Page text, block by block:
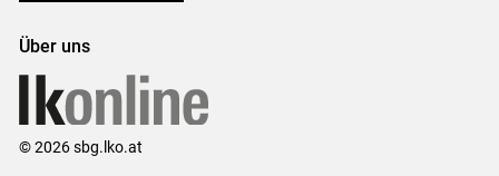
Über uns
© 2026 sbg.lko.at